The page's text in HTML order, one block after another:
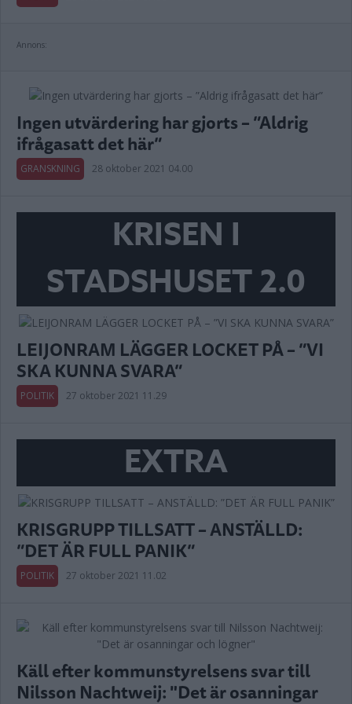
Annons:
Ingen utvärdering har gjorts – ”Aldrig
ifrågasatt det här”
GRANSKNING 28 oktober 2021 04.00
KRISEN I
STADSHUSET 2.0
LEIJONRAM LÄGGER LOCKET PÅ – ”VI
SKA KUNNA SVARA”
POLITIK 27 oktober 2021 11.29
EXTRA
KRISGRUPP TILLSATT – ANSTÄLLD:
”DET ÄR FULL PANIK”
POLITIK 27 oktober 2021 11.02
Käll efter kommunstyrelsens svar till
Nilsson Nachtweij: "Det är osanningar